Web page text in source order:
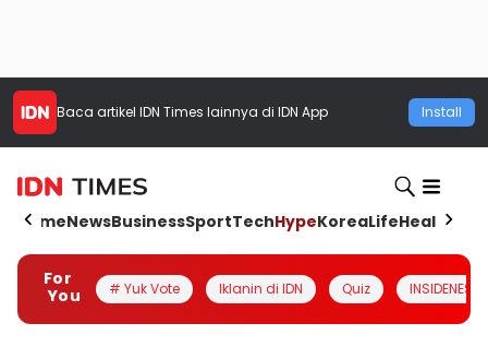
Baca artikel IDN Times lainnya di IDN App Install
HomeNewsBusinessSportTechHypeKoreaLifeHealth
For
You
# Yuk Vote Iklanin di IDN Quiz INSIDENESIA